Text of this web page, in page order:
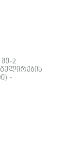
2
-